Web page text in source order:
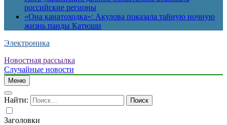
российские регионы
«Она канатоходка»: Акулова показала тайную ночную
жизнь панды Катюши
Электроника
Новостная рассылка
Случайные новости
Меню
Найти:
Заголовки